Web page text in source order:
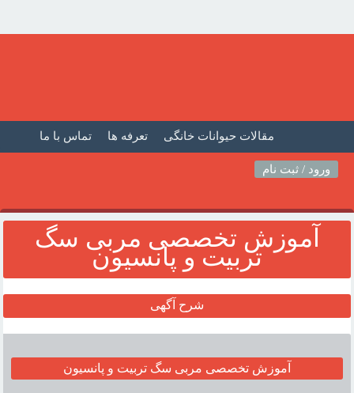
تماس با ما تعرفه ها مقالات حیوانات خانگی
صفحه اصلی
ورود / ثبت نام
آموزش تخصصى مربى سگ
تربيت و پانسيون
شرح آگهی
آموزش تخصصى مربى سگ تربيت و پانسيون